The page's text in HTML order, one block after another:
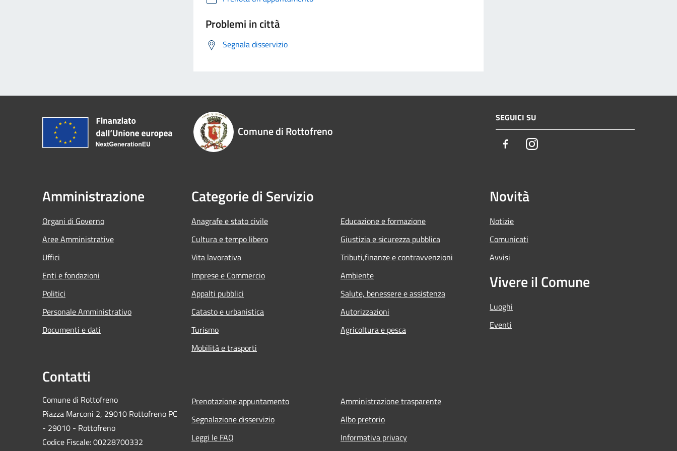
Problemi in città
Segnala disservizio
Comune di Rottofreno
SEGUICI SU
FacebookInstagram
Amministrazione
Organi di Governo
Aree Amministrative
Uffici
Enti e fondazioni
Politici
Personale Amministrativo
Documenti e dati
Categorie di Servizio
Anagrafe e stato civile
Cultura e tempo libero
Vita lavorativa
Imprese e Commercio
Appalti pubblici
Catasto e urbanistica
Turismo
Mobilità e trasporti
Educazione e formazione
Giustizia e sicurezza pubblica
Tributi,finanze e contravvenzioni
Ambiente
Salute, benessere e assistenza
Autorizzazioni
Agricoltura e pesca
Novità
Notizie
Comunicati
Avvisi
Vivere il Comune
Luoghi
Eventi
Contatti
Comune di Rottofreno
Piazza Marconi 2, 29010 Rottofreno PC
- 29010 - Rottofreno
Codice Fiscale: 00228700332
Prenotazione appuntamento
Segnalazione disservizio
Leggi le FAQ
Amministrazione trasparente
Albo pretorio
Informativa privacy